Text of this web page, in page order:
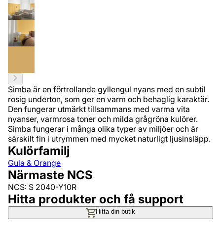
Simba är en förtrollande gyllengul nyans med en subtil
rosig underton, som ger en varm och behaglig karaktär.
Den fungerar utmärkt tillsammans med varma vita
nyanser, varmrosa toner och milda grågröna kulörer.
Simba fungerar i många olika typer av miljöer och är
särskilt fin i utrymmen med mycket naturligt ljusinsläpp.
Kulörfamilj
Gula & Orange
Närmaste NCS
NCS: S 2040-Y10R
Hitta produkter och få support
Hitta din butik